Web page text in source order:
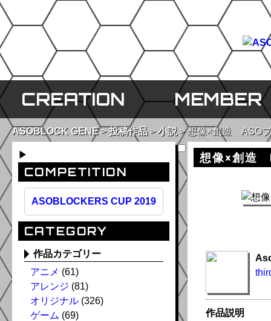
CREATION MEMBER
ASOBLOCK GENE 投稿作品 小説 想像×創造 ASO
▶
COMPETITION
ASOBLOCKERS CUP 2019
CATEGORY
作品カテゴリー
アニメ (61)
アレンジ (81)
オリジナル (326)
ゲーム (69)
想像×創造
作品説明